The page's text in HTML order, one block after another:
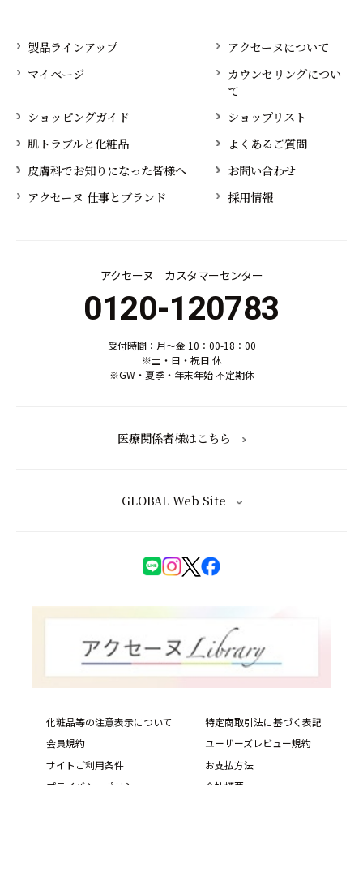
製品ラインアップ
アクセーヌについて
マイページ
カウンセリングについ
て
ショッピングガイド
ショップリスト
肌トラブルと化粧品
よくあるご質問
皮膚科でお知りになった皆様へ
お問い合わせ
アクセーヌ 仕事とブランド
採用情報
アクセーヌ カスタマーセンター
0120-120783
受付時間：月～金 10：00-18：00
※土・日・祝日 休
※GW・夏季・年末年始 不定期休
医療関係者様はこちら
GLOBAL Web Site
化粧品等の注意表示について
特定商取引法に基づく表記
会員規約
ユーザーズレビュー規約
サイトご利用条件
お支払方法
プライバシーポリシー
会社概要